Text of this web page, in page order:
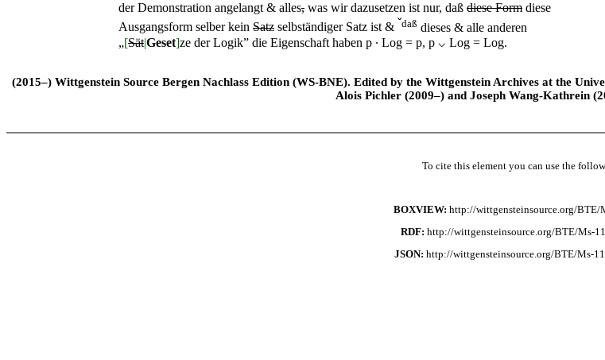
der Demonstration angelangt & alles, was wir dazusetzen ist nur, daß diese Form diese
Ausgangsform selber kein Satz selbständiger Satz ist & ˇdaß dieses & alle anderen
„[Sät|Geset]ze der Logik” die Eigenschaft haben p ∙ Log = p, p ⌵ Log = Log.
(2015–) Wittgenstein Source Bergen Nachlass Edition (WS-BNE). Edited by the Wittgenstein Archives at the
Alois Pichler (2009–) and Joseph Wang-Kathrein
To cite this element you can use the
BOXVIEW: http://wittgensteinsource.org/BTE/
RDF: http://wittgensteinsource.org/BTE/Ms-
JSON: http://wittgensteinsource.org/BTE/Ms-